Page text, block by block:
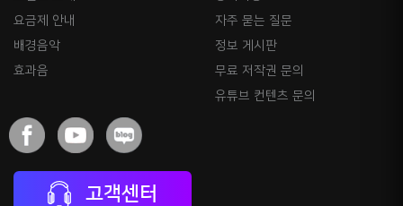
요금제 안내
배경음악
효과음
자주 묻는 질문
정보 게시판
무료 저작권 문의
유튜브 컨텐츠 문의
고객센터